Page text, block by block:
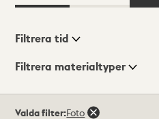
Visningsläge
Filtrera tid
Filtrera materialtyper
Valda filter:Foto